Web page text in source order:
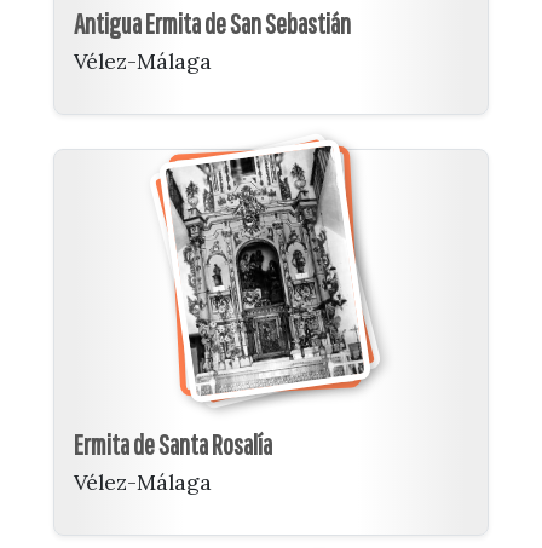
Antigua Ermita de San Sebastián
Vélez-Málaga
Ermita de Santa Rosalía
Vélez-Málaga